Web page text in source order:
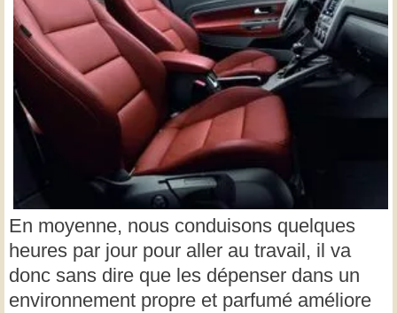
En moyenne, nous conduisons quelques
heures par jour pour aller au travail, il va
donc sans dire que les dépenser dans un
environnement propre et parfumé améliore